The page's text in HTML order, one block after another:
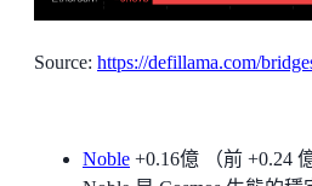
Source: https://defillama.com/
Noble +0.16億 （前 +0.24 億